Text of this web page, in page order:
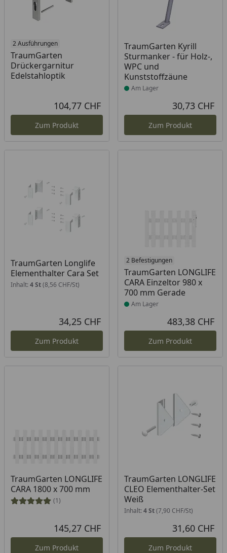
2 Ausführungen
TraumGarten
Drückergarnitur
Edelstahloptik
104,77 CHF
Zum Produkt
TraumGarten Kyrill
Sturmanker - für Holz-,
WPC und
Kunststoffzäune
Produkt am Lager
Am Lager
30,73 CHF
Zum Produkt
TraumGarten Longlife
Elementhalter Cara Set
Inhalt: 4 St(8,56 CHF/St)
34,25 CHF
Zum Produkt
2 Befestigungen
TraumGarten LONGLIFE
CARA Einzeltor 980 x
700 mm Gerade
Produkt am Lager
Am Lager
483,38 CHF
Zum Produkt
TraumGarten LONGLIFE
CARA 1800 x 700 mm
(1)
145,27 CHF
Zum Produkt
TraumGarten LONGLIFE
CLEO Elementhalter-Set
Weiß
Inhalt: 4 St(7,90 CHF/St)
31,60 CHF
Zum Produkt